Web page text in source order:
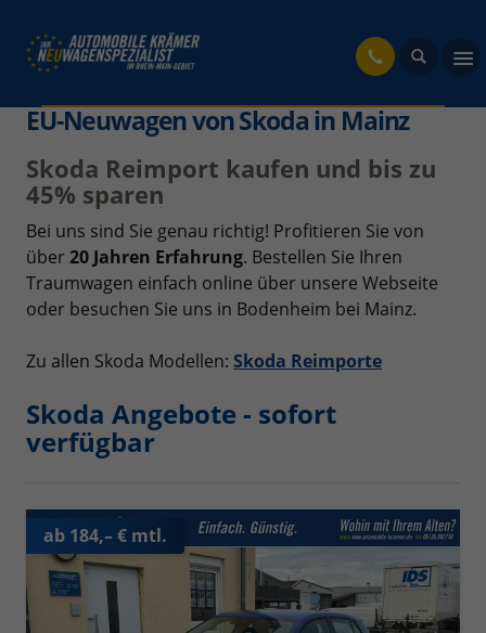
EU-Neuwagen von Skoda in Mainz
Skoda Reimport kaufen und bis zu
45% sparen
Bei uns sind Sie genau richtig! Profitieren Sie von
über 20 Jahren Erfahrung. Bestellen Sie Ihren
Traumwagen einfach online über unsere Webseite
oder besuchen Sie uns in Bodenheim bei Mainz.
Zu allen Skoda Modellen: Skoda Reimporte
Skoda Angebote - sofort
verfügbar
ab 184,– € mtl.